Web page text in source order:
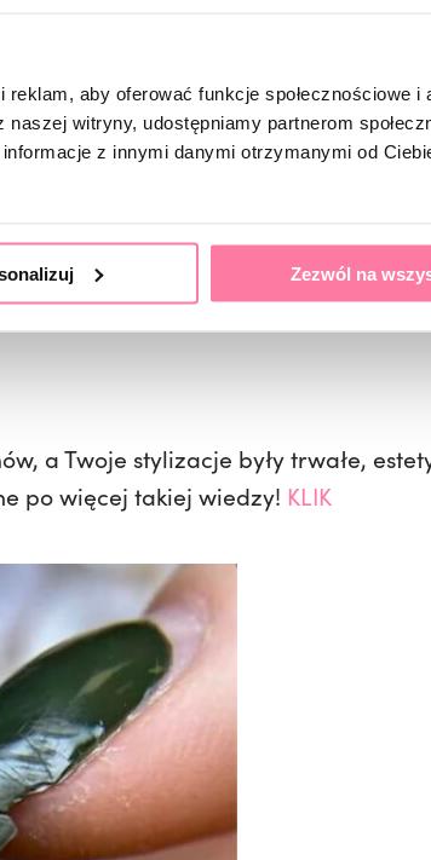
aby oferować funkcje społecznościowe i
witryny, udostępniamy partnerom
z innymi danymi otrzymanymi od
Zezwól na
a Twoje stylizacje były trwałe,
po więcej takiej wiedzy! KLIK